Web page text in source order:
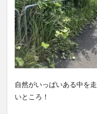
自然がいっぱいある中を
いところ！